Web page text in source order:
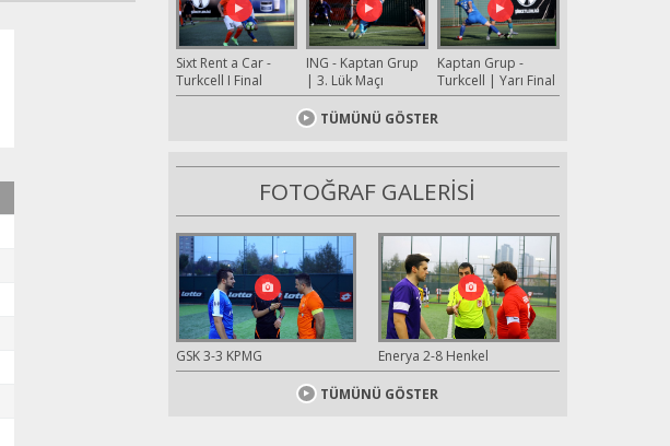
Sixt Rent a Car -
Turkcell I Final
ING - Kaptan Grup
| 3. Lük Maçı
Kaptan Grup -
Turkcell | Yarı Final
TÜMÜNÜ GÖSTER
FOTOĞRAF GALERİSİ
GSK 3-3 KPMG Enerya 2-8 Henkel
TÜMÜNÜ GÖSTER